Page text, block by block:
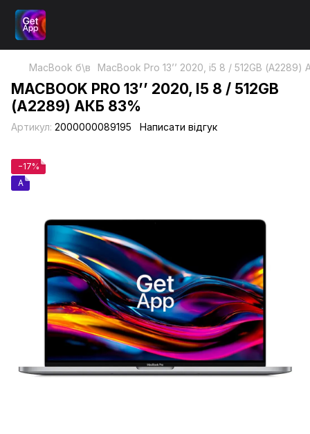
MacBook б\в MacBook Pro 13’’ 2020, i5 8 / 512GB (А2289)
MACBOOK PRO 13’’ 2020, I5 8 / 512GB
(А2289) АКБ 83%
Артикул: 2000000089195 Написати відгук
−17%
A